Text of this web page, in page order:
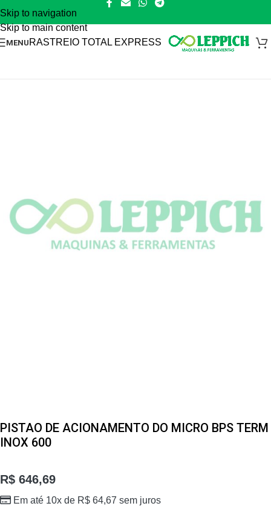
Skip to navigation
Skip to main content
MENU RASTREIO TOTAL EXPRESS
PISTAO DE ACIONAMENTO DO MICRO BPS TERM
INOX 600
R$ 646,69
Em até 10x de R$ 64,67 sem juros